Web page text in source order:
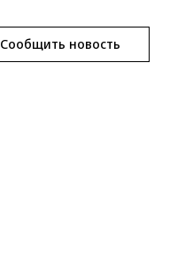
Сообщить новость